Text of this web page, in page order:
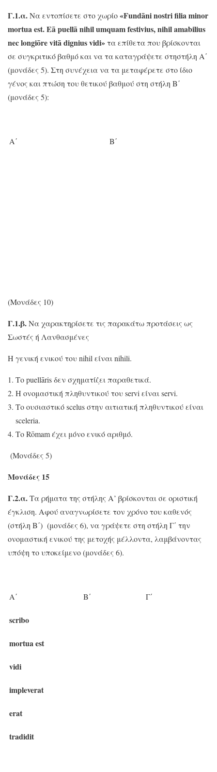
Γ.1.α.Να εντοπίσετε στο χωρίο«Fundāninostrifiliaminor
mortuaest.Eā puellā nihil umquam festivius, nihil amabilius
nec longiōre vitā dignius vidi»τα επίθετα που βρίσκονται
σε συγκριτικό βαθμό και να τα καταγράψετε στηστήλη Α΄
(μονάδες 5). Στη συνέχεια να τα μεταφέρετε στο ίδιο
γένος και πτώση του θετικού βαθμού στη στήλη Β΄
(μονάδες 5):
Α΄ Β΄
(Μονάδες 10)
Γ.1.β.Να χαρακτηρίσετε τις παρακάτω προτάσεις ως
Σωστές ή Λανθασμένες
Η γενική ενικού του nihil είναι nihili.
Το puellāris δεν σχηματίζει παραθετικά.
Η ονομαστική πληθυντικού του servi είναι servi.
Το ουσιαστικό scelus στην αιτιατική πληθυντικού είναι
sceleria.
Το Rōmam έχει μόνο ενικό αριθμό.
(Μονάδες 5)
Μονάδες 15
Γ.2.α.Τα ρήματα της στήλης Α’ βρίσκονται σε οριστική
έγκλιση. Αφού αναγνωρίσετε τον χρόνο του καθενός
(στήλη Β΄) (μονάδες 6), να γράψετε στη στήλη Γ΄ την
ονομαστική ενικού της μετοχής μέλλοντα, λαμβάνοντας
υπόψη το υποκείμενο (μονάδες 6).
Α΄ Β΄ Γ΄
scribo
mortua est
vidi
impleverat
erat
tradidit